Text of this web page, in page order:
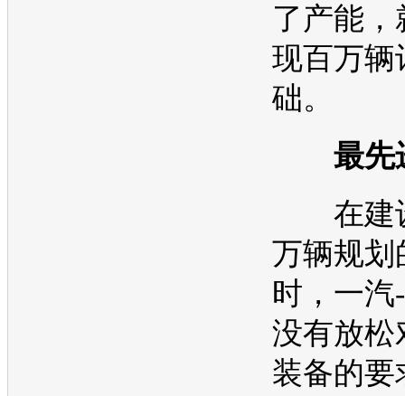
了 产能
现百万辆
础。
最先
在建
万辆规划
时， 一汽
没有放松
装备的要